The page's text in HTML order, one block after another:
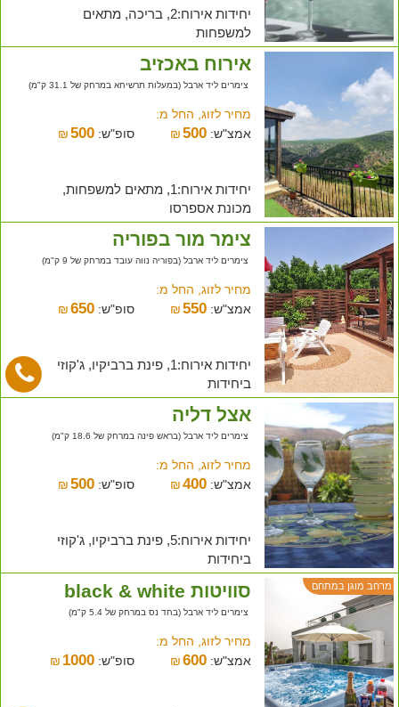
יחידות אירוח:2, בריכה, מתאים
למשפחות
אירוח באכזיב
צימרים ליד ארבל (במעלות תרשיחא במרחק של 31.1 ק"מ)
מחיר לזוג, החל מ:
אמצ"ש:
₪500 סופ"ש: ₪ 500
יחידות אירוח:1, מתאים למשפחות,
מכונת אספרסו
צימר מור בפוריה
צימרים ליד ארבל (בפוריה נווה עובד במרחק של 9 ק"מ)
מחיר לזוג, החל מ:
אמצ"ש:
₪550 סופ"ש: ₪ 650
יחידות אירוח:1, פינת ברביקיו, ג'קוזי
ביחידות
אצל דליה
צימרים ליד ארבל (בראש פינה במרחק של 18.6 ק"מ)
מחיר לזוג, החל מ:
אמצ"ש:
₪400 סופ"ש: ₪ 500
יחידות אירוח:5, פינת ברביקיו, ג'קוזי
ביחידות
מרחב מוגן במתחם סוויטות black & white
צימרים ליד ארבל (בחד נס במרחק של 5.4 ק"מ)
מחיר לזוג, החל מ:
אמצ"ש:
₪600 סופ"ש: ₪ 1000